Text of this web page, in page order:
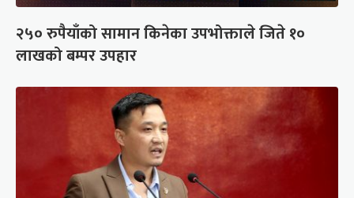
२५० रुपैयाँको सामान किनेका उपभोक्ताले जिते १०
लाखको बम्पर उपहार